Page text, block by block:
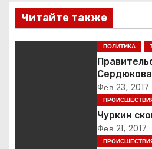
в
и
Читайте также
ПОЛИТИКА
Фев 23, 2017
Чуркин
Фев 21, 2017